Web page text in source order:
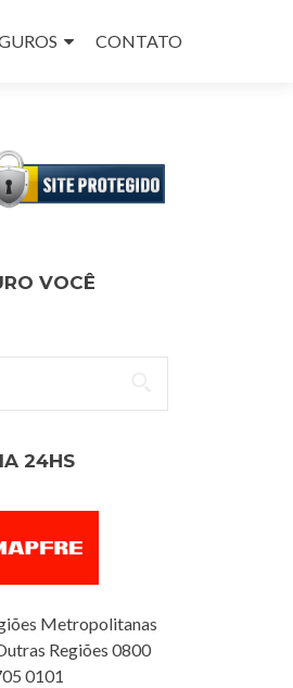
CONTATO
VOCÊ
24HS
Metropolitanas
Regiões 0800
0101